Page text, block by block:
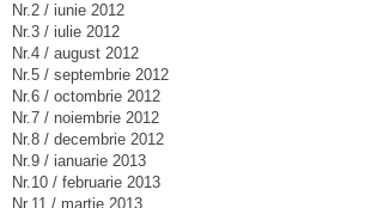
Nr.2 / iunie 2012
Nr.3 / iulie 2012
Nr.4 / august 2012
Nr.5 / septembrie 2012
Nr.6 / octombrie 2012
Nr.7 / noiembrie 2012
Nr.8 / decembrie 2012
Nr.9 / ianuarie 2013
Nr.10 / februarie 2013
Nr.11 / martie 2013